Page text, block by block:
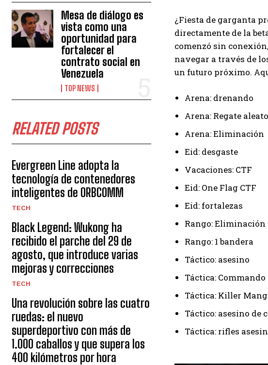
Mesa de diálogo es
vista como una
oportunidad para
fortalecer el
contrato social en
Venezuela
TOP NEWS
RELATED POSTS
Evergreen Line adopta la
tecnología de contenedores
inteligentes de ORBCOMM
TECH
Black Legend: Wukong ha
recibido el parche del 29 de
agosto, que introduce varias
mejoras y correcciones
TECH
Una revolución sobre las cuatro
ruedas: el nuevo
superdeportivo con más de
1.000 caballos y que supera los
400 kilómetros por hora
¿Fiesta de garganta
directamente de la
comenzó sin
navegar a través de
un futuro próximo.
Arena: drenando
Arena: Regate
Arena: Eliminación
Eid: desgaste
Vacaciones: CTF
Eid: One Flag CTF
Eid: fortalezas
Rango: Eliminación
Rango: 1 bandera
Táctico: asesino
Táctica:
Táctica: Killer
Táctico: asesino de
Táctica: rifles